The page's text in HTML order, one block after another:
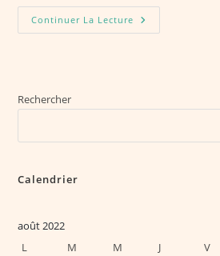
Continuer La Lecture Le
Logiciel
Rechercher
Calendrier
août 2022
L
M M J V